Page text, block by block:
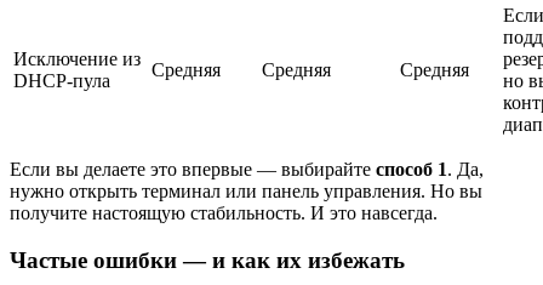
Исключение из
DHCP-пула
Средняя Средняя Средняя
но
Если вы делаете это впервые — выбирайте способ 1. Да,
нужно открыть терминал или панель управления. Но вы
получите настоящую стабильность. И это навсегда.
Частые ошибки — и как их избежать